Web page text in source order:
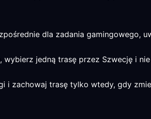
dla zadania gamingowego,
wybierz jedną trasę przez Szwecję i
i zachowaj trasę tylko wtedy, gdy